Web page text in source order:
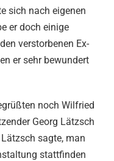
sich nach eigenen
er doch einige
verstorbenen Ex-
er sehr bewundert
noch Wilfried
Georg Lätzsch
sagte, man
stattfinden